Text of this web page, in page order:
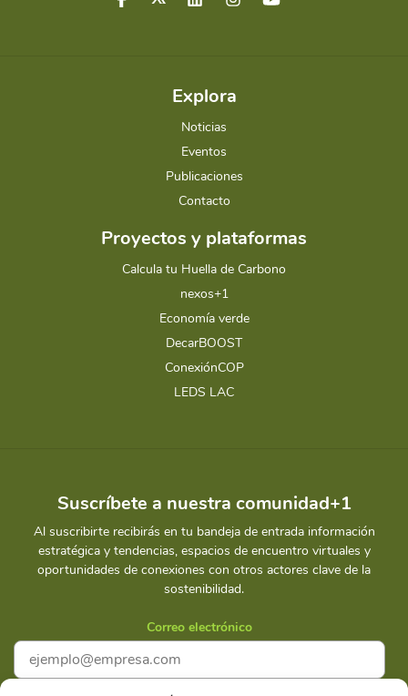
Explora
Noticias
Eventos
Publicaciones
Contacto
Proyectos y plataformas
Calcula tu Huella de Carbono
nexos+1
Economía verde
DecarBOOST
ConexiónCOP
LEDS LAC
Suscríbete a nuestra comunidad+1
Al suscribirte recibirás en tu bandeja de entrada información
estratégica y tendencias, espacios de encuentro virtuales y
oportunidades de conexiones con otros actores clave de la
sostenibilidad.
Correo electrónico